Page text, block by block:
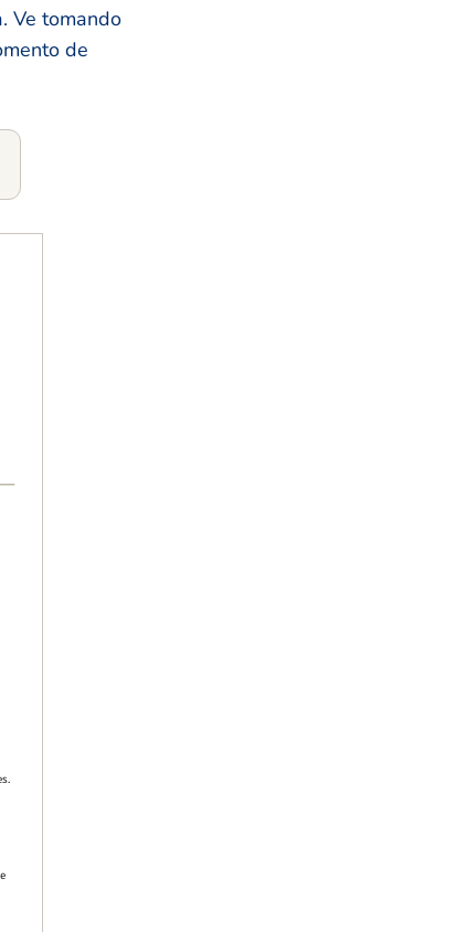
Ve tomando
de